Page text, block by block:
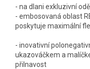
- na dlani exkluzivní
- embosovaná oblast
poskytuje maximální
- inovativní
ukazováčkem a
přilnavost